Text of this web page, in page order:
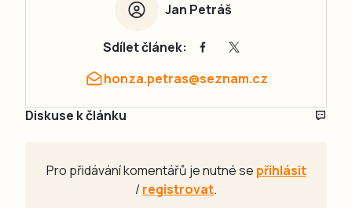
Jan Petráš
Sdílet článek:
honza.petras@seznam.cz
Diskuse k článku
Pro přidávání komentářů je nutné se přihlásit
/registrovat.